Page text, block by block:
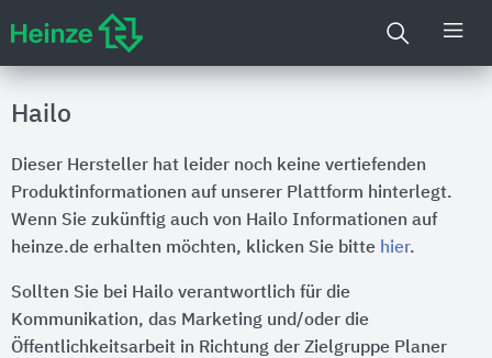
Hailo
Dieser Hersteller hat leider noch keine vertiefenden
Produktinformationen auf unserer Plattform hinterlegt.
Wenn Sie zukünftig auch von Hailo Informationen auf
heinze.de erhalten möchten, klicken Sie bitte hier.
Sollten Sie bei Hailo verantwortlich für die
Kommunikation, das Marketing und/oder die
Öffentlichkeitsarbeit in Richtung der Zielgruppe Planer